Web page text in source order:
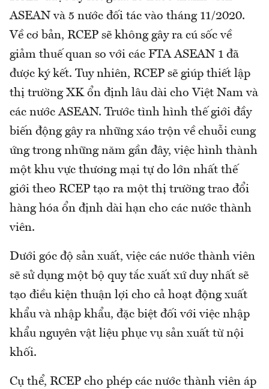
ASEAN và 5 nước đối tác vào tháng 11/2020.
Về cơ bản, RCEP sẽ không gây ra cú sốc về
giảm thuế quan so với các FTA ASEAN 1 đã
được ký kết. Tuy nhiên, RCEP sẽ giúp thiết lập
thị trường XK ổn định lâu dài cho Việt Nam và
các nước ASEAN. Trước tình hình thế giới đầy
biến động gây ra những xáo trộn về chuỗi cung
ứng trong những năm gần đây, việc hình thành
một khu vực thương mại tự do lớn nhất thế
giới theo RCEP tạo ra một thị trường trao đổi
hàng hóa ổn định dài hạn cho các nước thành
viên.
Dưới góc độ sản xuất, việc các nước thành viên
sẽ sử dụng một bộ quy tắc xuất xứ duy nhất sẽ
tạo điều kiện thuận lợi cho cả hoạt động xuất
khẩu và nhập khẩu, đặc biệt đối với việc nhập
khẩu nguyên vật liệu phục vụ sản xuất từ nội
khối.
Cụ thể, RCEP cho phép các nước thành viên áp